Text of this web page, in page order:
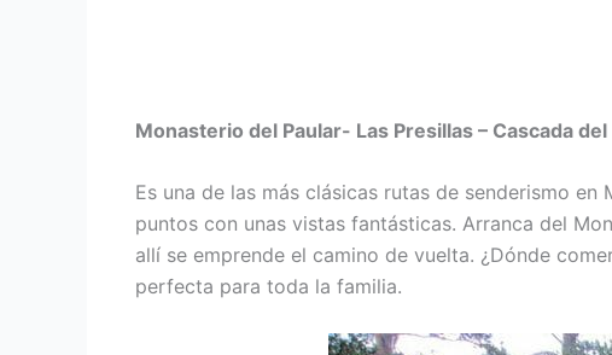
Monasterio del Paular- Las Presillas – Cascada
Es una de las más clásicas rutas de senderismo
puntos con unas vistas fantásticas. Arranca del
allí se emprende el camino de vuelta. ¿Dónde
perfecta para toda la familia.